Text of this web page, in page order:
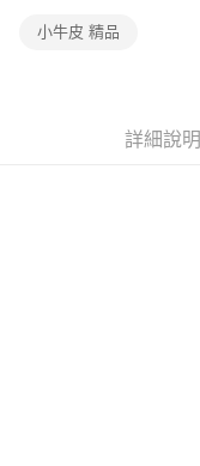
小牛皮 精品
詳細說明